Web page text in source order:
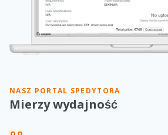
NASZ PORTAL SPEDYTORA
Mierzy wydajność